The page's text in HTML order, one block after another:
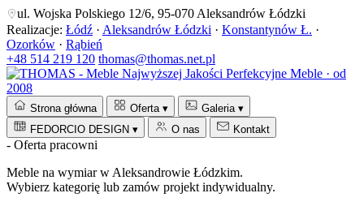
ul. Wojska Polskiego 12/6, 95-070 Aleksandrów Łódzki
Realizacje: Łódź · Aleksandrów Łódzki · Konstantynów Ł. ·
Ozorków · Rąbień
+48 514 219 120 thomas@thomas.net.pl
Perfekcyjne Meble · od
2008
Strona główna Oferta ▾ Galeria ▾
FEDORCIO DESIGN ▾ O nas Kontakt
- Oferta pracowni
Meble na wymiar w Aleksandrowie Łódzkim.
Wybierz kategorię lub zamów projekt indywidualny.